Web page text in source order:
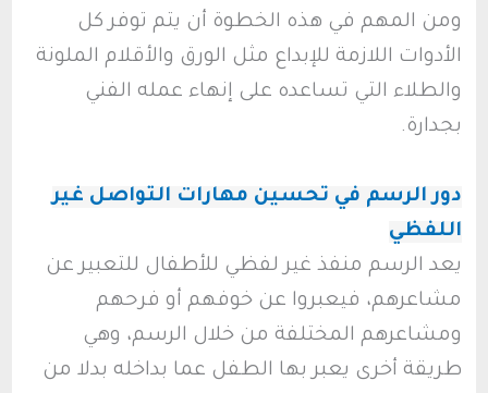
ومن المهم في هذه الخطوة أن يتم توفر كل
الأدوات اللازمة للإبداع مثل الورق والأقلام الملونة
والطلاء التي تساعده على إنهاء عمله الفني
بجدارة.
دور الرسم في تحسين مهارات التواصل غير
اللفظي
يعد الرسم منفذ غير لفظي للأطفال للتعبير عن
مشاعرهم، فيعبروا عن خوفهم أو فرحهم
ومشاعرهم المختلفة من خلال الرسم، وهي
طريقة أخرى يعبر بها الطفل عما بداخله بدلا من